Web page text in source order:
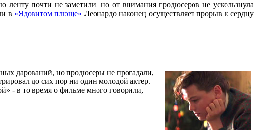
ленту почти не заметили, но от внимания продюсеров не ускользнула
в «Ядовитом плюще» Леонардо наконец осуществляет прорыв к сердцу
дарований, но продюсеры не прогадали,
до сих пор ни один молодой актер.
- в то время о фильме много говорили,